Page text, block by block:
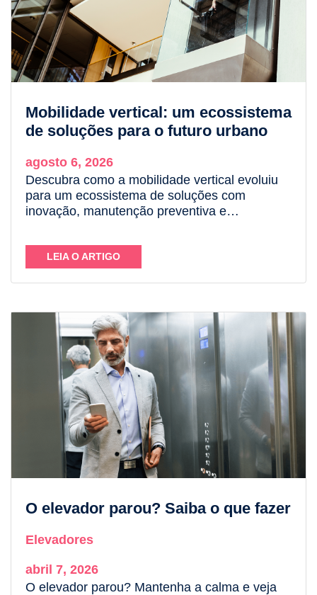
Mobilidade vertical: um ecossistema
de soluções para o futuro urbano
agosto 6, 2026
Descubra como a mobilidade vertical evoluiu
para um ecossistema de soluções com
inovação, manutenção preventiva e
LEIA O ARTIGO
O elevador parou? Saiba o que fazer
Elevadores
abril 7, 2026
O elevador parou? Mantenha a calma e veja